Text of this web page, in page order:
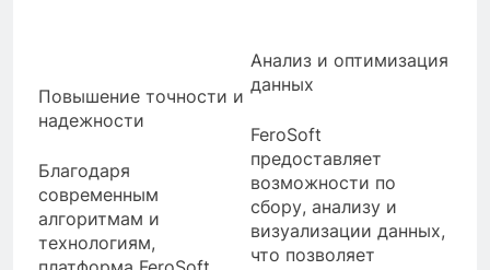
Повышение точности и
надежности
Благодаря
современным
алгоритмам и
технологиям,
Анализ и оптимизация
данных
FeroSoft
предоставляет
возможности по
сбору, анализу и
визуализации данных,
что позволяет